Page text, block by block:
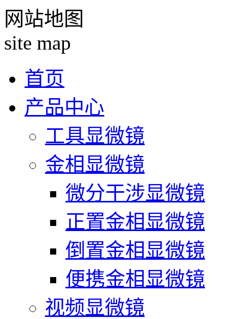
网站地图
site map
首页
产品中心
工具显微镜
金相显微镜
微分干涉显微镜
正置金相显微镜
倒置金相显微镜
便携金相显微镜
视频显微镜